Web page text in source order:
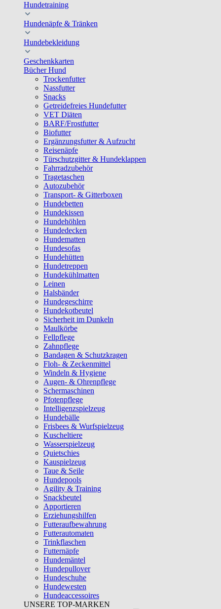
Hundetraining
Hundenäpfe & Tränken
Hundebekleidung
Geschenkkarten
Bücher Hund
Trockenfutter
Nassfutter
Snacks
Getreidefreies Hundefutter
VET Diäten
BARF/Frostfutter
Biofutter
Ergänzungsfutter & Aufzucht
Reisenäpfe
Türschutzgitter & Hundeklappen
Fahrradzubehör
Tragetaschen
Autozubehör
Transport- & Gitterboxen
Hundebetten
Hundekissen
Hundehöhlen
Hundedecken
Hundematten
Hundesofas
Hundehütten
Hundetreppen
Hundekühlmatten
Leinen
Halsbänder
Hundegeschirre
Hundekotbeutel
Sicherheit im Dunkeln
Maulkörbe
Fellpflege
Zahnpflege
Bandagen & Schutzkragen
Floh- & Zeckenmittel
Windeln & Hygiene
Augen- & Ohrenpflege
Schermaschinen
Pfotenpflege
Intelligenzspielzeug
Hundebälle
Frisbees & Wurfspielzeug
Kuscheltiere
Wasserspielzeug
Quietschies
Kauspielzeug
Taue & Seile
Hundepools
Agility & Training
Snackbeutel
Apportieren
Erziehungshilfen
Futteraufbewahrung
Futterautomaten
Trinkflaschen
Futternäpfe
Hundemäntel
Hundepullover
Hundeschuhe
Hundewesten
Hundeaccessoires
UNSERE TOP-MARKEN